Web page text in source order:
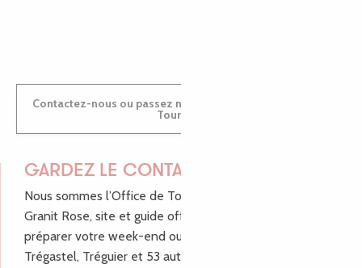
Contactez-nous ou passez nous voir dans nos Offices de
Tourisme
GARDEZ LE CONTACT !
Nous sommes l’Office de Tourisme Bretagne - Côte de
Granit Rose, site et guide officiel pour vous aider à
préparer votre week-end ou vos vacances à Lannion,
Trégastel, Tréguier et 53 autres communes de Lannion-